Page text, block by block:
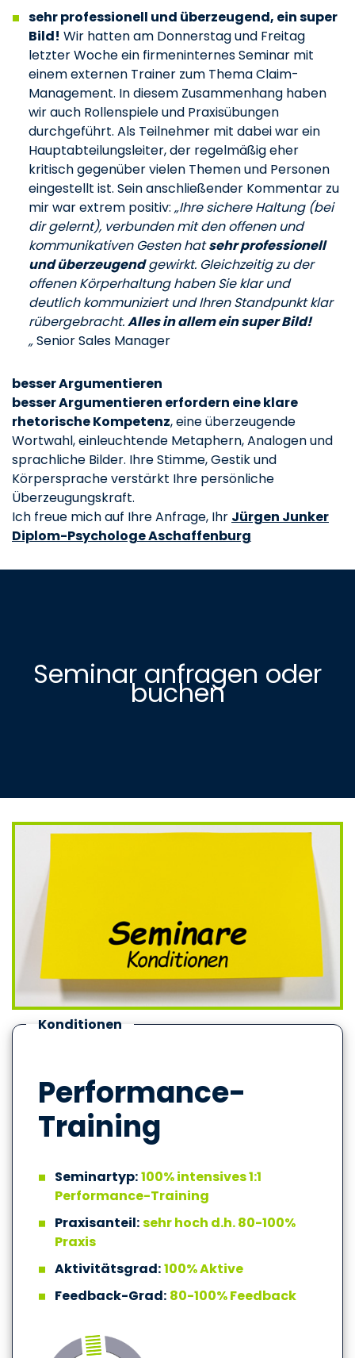
sehr professionell und überzeugend, ein super
Bild! Wir hatten am Donnerstag und Freitag
letzter Woche ein firmeninternes Seminar mit
einem externen Trainer zum Thema Claim-
Management. In diesem Zusammenhang haben
wir auch Rollenspiele und Praxisübungen
durchgeführt. Als Teilnehmer mit dabei war ein
Hauptabteilungsleiter, der regelmäßig eher
kritisch gegenüber vielen Themen und Personen
eingestellt ist. Sein anschließender Kommentar zu
mir war extrem positiv: „Ihre sichere Haltung (bei
dir gelernt), verbunden mit den offenen und
kommunikativen Gesten hatsehr professionell
und überzeugendgewirkt. Gleichzeitig zu der
offenen Körperhaltung haben Sie klar und
deutlich kommuniziert und Ihren Standpunkt klar
rübergebracht.Alles in allem ein super Bild!
„Senior Sales Manager
besser Argumentieren
besser Argumentieren erfordern eine klare
rhetorische Kompetenz, eine überzeugende
Wortwahl, einleuchtende Metaphern, Analogen und
sprachliche Bilder. Ihre Stimme, Gestik und
Körpersprache verstärkt Ihre persönliche
Überzeugungskraft.
Ich freue mich auf Ihre Anfrage, Ihr Jürgen Junker
Diplom-Psychologe Aschaffenburg
Seminar anfragen oder
buchen
Konditionen
Performance-
Training
Seminartyp:100% intensives 1:1
Performance-Training
Praxisanteil:sehr hoch d.h. 80-100%
Praxis
Aktivitätsgrad:100% Aktive
Feedback-Grad: 80-100% Feedback